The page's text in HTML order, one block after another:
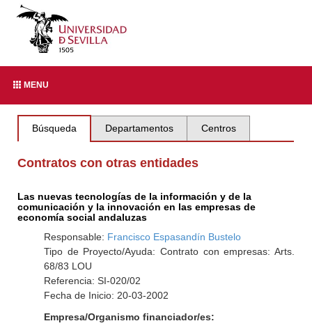
MENU
Búsqueda Departamentos Centros
Contratos con otras entidades
Las nuevas tecnologías de la información y de la
comunicación y la innovación en las empresas de
economía social andaluzas
Responsable: Francisco Espasandín Bustelo
Tipo de Proyecto/Ayuda: Contrato con empresas: Arts.
68/83 LOU
Referencia: SI-020/02
Fecha de Inicio: 20-03-2002
Empresa/Organismo financiador/es: